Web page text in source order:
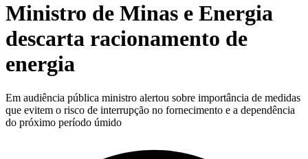
Ministro de Minas e Energia
descarta racionamento de
energia
Em audiência pública ministro alertou sobre importância de medidas
que evitem o risco de interrupção no fornecimento e a dependência
do próximo período úmido